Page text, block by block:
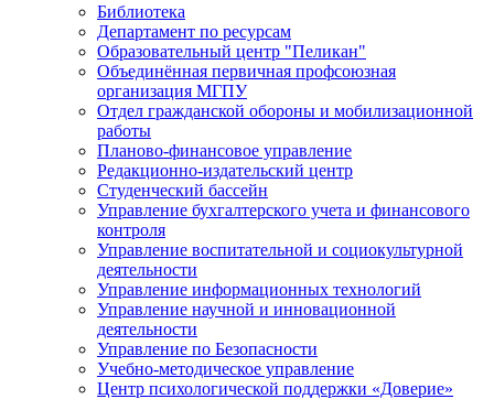
Библиотека
Департамент по ресурсам
Образовательный центр "Пеликан"
Объединённая первичная профсоюзная
организация МГПУ
Отдел гражданской обороны и мобилизационной
работы
Планово-финансовое управление
Редакционно-издательский центр
Студенческий бассейн
Управление бухгалтерского учета и финансового
контроля
Управление воспитательной и социокультурной
деятельности
Управление информационных технологий
Управление научной и инновационной
деятельности
Управление по Безопасности
Учебно-методическое управление
Центр психологической поддержки «Доверие»